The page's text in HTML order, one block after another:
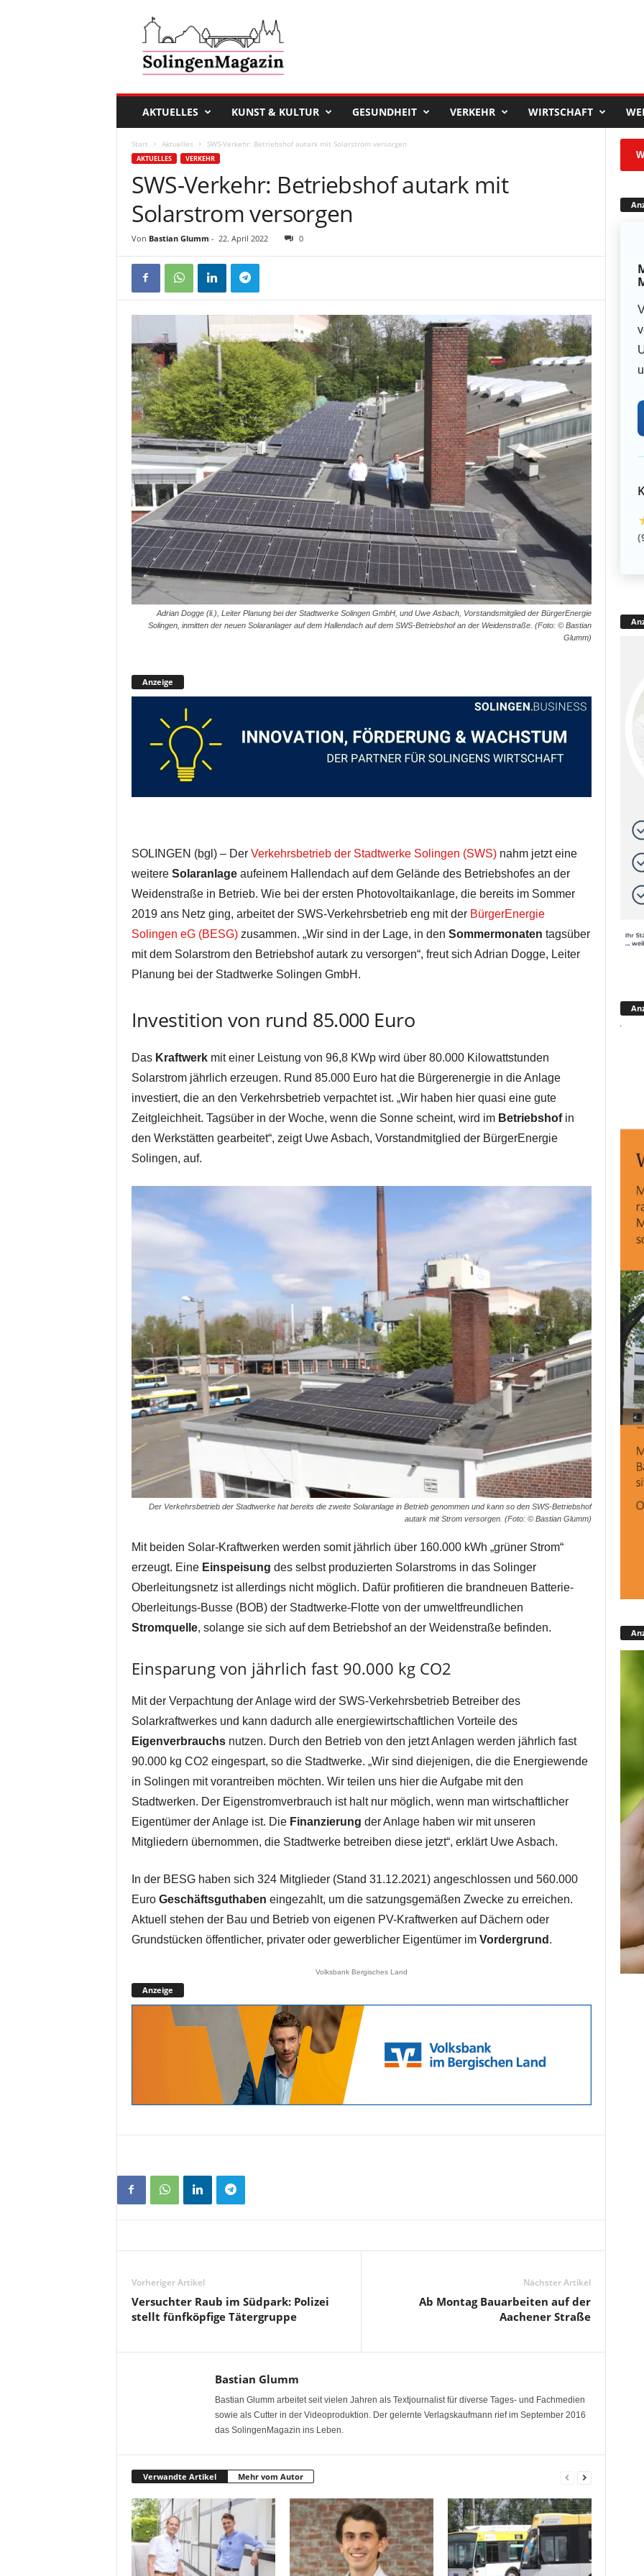
i
AKTUELLES KUNST & KULTUR GESUNDHEIT VERKEHR WIRTSCHAFT
Start Aktuelles SWS-Verkehr: Betriebshof autark mit Solarstrom versorgen
AKTUELLES VERKEHR
SWS-Verkehr: Betriebshof autark mit
Solarstrom versorgen
Von Bastian Glumm - 22. April 2022 0
Adrian Dogge (li.), Leiter Planung bei der Stadtwerke Solingen GmbH, und Uwe Asbach, Vorstandsmitglied der BürgerEnergie
Solingen, inmitten der neuen Solaranlager auf dem Hallendach auf dem SWS-Betriebshof an der Weidenstraße. (Foto: © Bastian
Glumm)
Anzeige
SOLINGEN (bgl) – Der Verkehrsbetrieb der Stadtwerke Solingen (SWS)nahm jetzt eine
weitere Solaranlageaufeinem Hallendach auf dem Gelände des Betriebshofes an der
Weidenstraße in Betrieb. Wie bei der ersten Photovoltaikanlage, die bereits im Sommer
2019 ans Netz ging, arbeitet der SWS-Verkehrsbetrieb eng mit der BürgerEnergie
Solingen eG (BESG)zusammen. „Wir sind in der Lage, in den Sommermonaten tagsüber
mit dem Solarstrom den Betriebshof autark zu versorgen“, freut sich Adrian Dogge, Leiter
Planung bei der Stadtwerke Solingen GmbH.
Investition von rund 85.000 Euro
Das Kraftwerkmit einer Leistung von 96,8 KWp wird über 80.000 Kilowattstunden
Solarstrom jährlich erzeugen. Rund 85.000 Euro hat die Bürgerenergie in die Anlage
investiert, die an den Verkehrsbetrieb verpachtet ist. „Wir haben hier quasi eine gute
Zeitgleichheit. Tagsüber in der Woche, wenn die Sonne scheint, wird im Betriebshofin
den Werkstätten gearbeitet“, zeigt Uwe Asbach, Vorstandmitglied der BürgerEnergie
Solingen, auf.
Der Verkehrsbetrieb der Stadtwerke hat bereits die zweite Solaranlage in Betrieb genommen und kann so den SWS-Betriebshof
autark mit Strom versorgen. (Foto: © Bastian Glumm)
Mit beiden Solar-Kraftwerken werden somit jährlich über 160.000 kWh „grüner Strom“
erzeugt. Eine Einspeisung des selbst produzierten Solarstroms in das Solinger
Oberleitungsnetz ist allerdings nicht möglich. Dafür profitieren die brandneuen Batterie-
Oberleitungs-Busse (BOB) der Stadtwerke-Flotte von der umweltfreundlichen
Stromquelle, solange sie sich auf dem Betriebshof an der Weidenstraße befinden.
Einsparung von jährlich fast 90.000 kg CO2
Mit der Verpachtung der Anlage wird der SWS-Verkehrsbetrieb Betreiber des
Solarkraftwerkes und kann dadurch alle energiewirtschaftlichen Vorteile des
Eigenverbrauchsnutzen. Durch den Betrieb von den jetzt Anlagen werden jährlich fast
90.000 kg CO2 eingespart, so die Stadtwerke. „Wir sind diejenigen, die die Energiewende
in Solingen mit vorantreiben möchten. Wir teilen uns hier die Aufgabe mit den
Stadtwerken. Der Eigenstromverbrauch ist halt nur möglich, wenn man wirtschaftlicher
Eigentümer der Anlage ist. Die Finanzierung der Anlage haben wir mit unseren
Mitgliedern übernommen, die Stadtwerke betreiben diese jetzt“, erklärt Uwe Asbach.
In der BESG haben sich 324 Mitglieder (Stand 31.12.2021) angeschlossen und 560.000
Euro Geschäftsguthaben eingezahlt, um die satzungsgemäßen Zwecke zu erreichen.
Aktuell stehen der Bau und Betrieb von eigenen PV-Kraftwerken auf Dächern oder
Grundstücken öffentlicher, privater oder gewerblicher Eigentümer im Vordergrund .
Volksbank Bergisches Land
Anzeige
Vorheriger Artikel
Versuchter Raub im Südpark: Polizei
stellt fünfköpfige Tätergruppe
Nächster Artikel
Ab Montag Bauarbeiten auf der
Aachener Straße
Bastian Glumm
Bastian Glumm arbeitet seit vielen Jahren als Textjournalist für diverse Tages- und Fachmedien
sowie als Cutter in der Videoproduktion. Der gelernte Verlagskaufmann rief im September 2016
das SolingenMagazin ins Leben.
Verwandte Artikel Mehr vom Autor